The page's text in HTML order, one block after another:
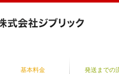
基本料金 発送までの